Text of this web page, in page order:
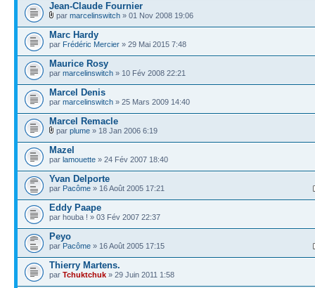
Jean-Claude Fournier
par marcelinswitch » 01 Nov 2008 19:06
Marc Hardy
par Frédéric Mercier » 29 Mai 2015 7:48
Maurice Rosy
par marcelinswitch » 10 Fév 2008 22:21
Marcel Denis
par marcelinswitch » 25 Mars 2009 14:40
Marcel Remacle
par plume » 18 Jan 2006 6:19
Mazel
par lamouette » 24 Fév 2007 18:40
Yvan Delporte
par Pacôme » 16 Août 2005 17:21
Eddy Paape
par houba ! » 03 Fév 2007 22:37
Peyo
par Pacôme » 16 Août 2005 17:15
Thierry Martens.
par Tchuktchuk » 29 Juin 2011 1:58